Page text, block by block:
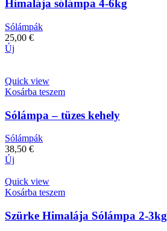
Himalája sólámpa 4-6kg
Sólámpák
25,00 €
Új
Quick view
Kosárba teszem
Sólámpa – tüzes kehely
Sólámpák
38,50 €
Új
Quick view
Kosárba teszem
Szürke Himalája Sólámpa 2-3kg